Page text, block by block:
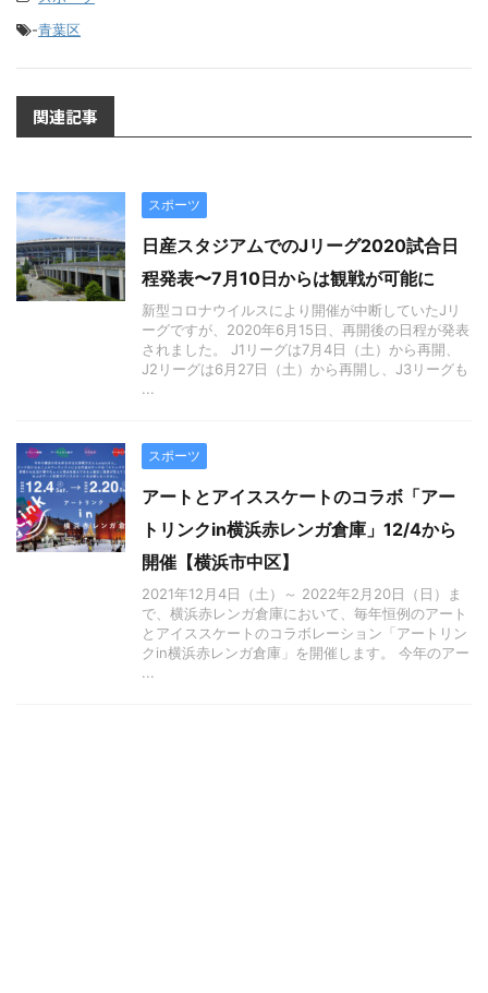
-青葉区
関連記事
スポーツ
日産スタジアムでのJリーグ2020試合日
程発表〜7月10日からは観戦が可能に
新型コロナウイルスにより開催が中断していたJリ
ーグですが、2020年6月15日、再開後の日程が発表
されました。 J1リーグは7月4日（土）から再開、
J2リーグは6月27日（土）から再開し、J3リーグも
...
スポーツ
アートとアイススケートのコラボ「アー
トリンクin横浜赤レンガ倉庫」12/4から
開催【横浜市中区】
2021年12月4日（土）～ 2022年2月20日（日）ま
で、横浜赤レンガ倉庫において、毎年恒例のアート
とアイススケートのコラボレーション「アートリン
クin横浜赤レンガ倉庫」を開催します。 今年のアー
...